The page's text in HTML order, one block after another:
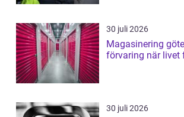
30 juli 2026
Magasinering
förvaring när livet
30 juli 2026